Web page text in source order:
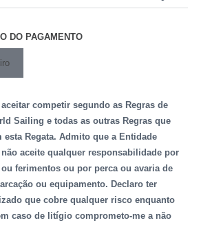
DO PAGAMENTO
competir segundo as Regras de
Sailing e todas as outras Regras que
esta Regata. Admito que a Entidade
aceite qualquer responsabilidade por
ferimentos ou por perca ou avaria de
ou equipamento. Declaro ter
que cobre qualquer risco enquanto
caso de litígio comprometo-me a não